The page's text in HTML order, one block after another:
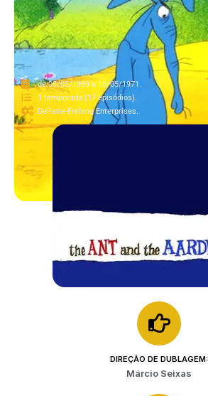
de 05/03/1969 a 16/05/1971.
1 temporada (17 episódios).
DePatie-Freleng Enterprises.
DIREÇÃO DE DUBLAGEM:
Márcio Seixas